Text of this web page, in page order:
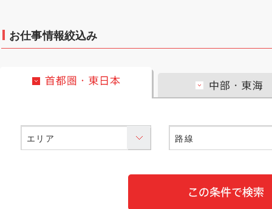
お仕事情報絞込み
エリア 路線